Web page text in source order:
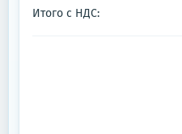
Итого с НДС: